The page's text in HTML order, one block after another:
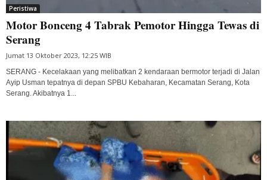
Peristiwa
Motor Bonceng 4 Tabrak Pemotor Hingga Tewas di
Serang
Jumat 13 Oktober 2023, 12:25 WIB
SERANG - Kecelakaan yang melibatkan 2 kendaraan bermotor terjadi di Jalan
Ayip Usman tepatnya di depan SPBU Kebaharan, Kecamatan Serang, Kota
Serang. Akibatnya 1...